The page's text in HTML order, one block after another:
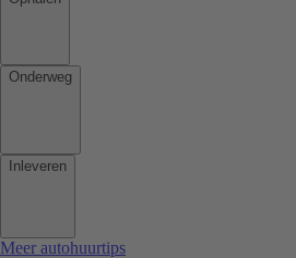
Onderweg
Inleveren
Meer autohuurtips